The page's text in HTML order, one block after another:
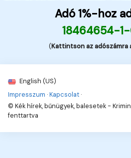
Adó 1%-hoz
18464654-
(Kattintson az adószámra
English (US)
Impresszum ·Kapcsolat ·
© Kék hírek, bűnügyek, balesetek -
fenttartva